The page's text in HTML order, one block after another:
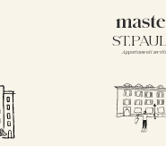
Appartamenti serviti